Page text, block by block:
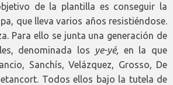
de la plantilla es conseguir la
que lleva varios años resistiéndose.
Para ello se junta una generación de
denominada los ye-yé,
en la que
Sanchís, Velázquez, Grosso, De
Todos ellos bajo la tutela de